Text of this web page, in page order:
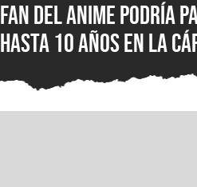
Fan del anime podría
hasta 10 años en la
por hacer una locura
de no poder ver su serie